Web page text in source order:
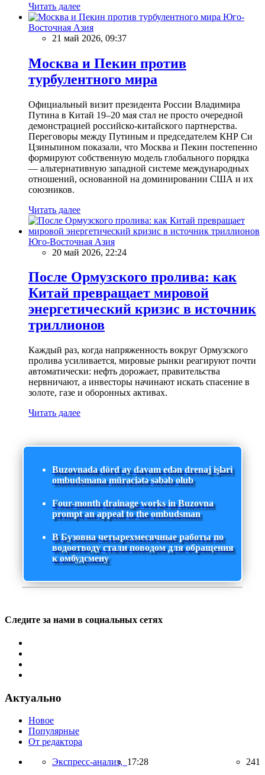
Читать далее
Юго-
Восточная Азия
21 май 2026, 09:37
Москва и Пекин против
турбулентного мира
Официальный визит президента России Владимира
Путина в Китай 19–20 мая стал не просто очередной
демонстрацией российско-китайского партнерства.
Переговоры между Путиным и председателем КНР Си
Цзиньпином показали, что Москва и Пекин постепенно
формируют собственную модель глобального порядка
— альтернативную западной системе международных
отношений, основанной на доминировании США и их
союзников.
Читать далее
Юго-Восточная Азия
20 май 2026, 22:24
После Ормузского пролива: как
Китай превращает мировой
энергетический кризис в источник
триллионов
Каждый раз, когда напряженность вокруг Ормузского
пролива усиливается, мировые рынки реагируют почти
автоматически: нефть дорожает, правительства
нервничают, а инвесторы начинают искать спасение в
золоте, газе и оборонных активах.
Читать далее
Buzovnada dörd ay davam edən drenaj işləri
ombudsmana müraciətə səbəb olub
Four-month drainage works in Buzovna
prompt an appeal to the ombudsman
В Бузовна четырехмесячные работы по
водоотводу стали поводом для обращения
к омбудсмену
Следите за нами в социальных сетях
Актуально
Новое
Популярные
От редактора
Экспресс-анализ, 17:28 241